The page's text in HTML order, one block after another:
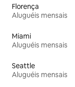
Florença
Aluguéis mensais
Miami
Aluguéis mensais
Seattle
Aluguéis mensais